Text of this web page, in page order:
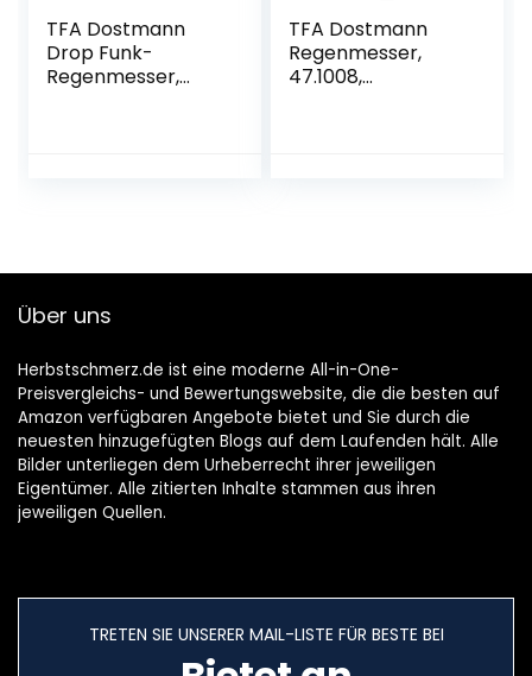
TFA Dostmann
Drop Funk-
Regenmesser,
TFA Dostmann
Regenmesser,
47.1008,
Über uns
Herbstschmerz.de ist eine moderne All-in-One-
Preisvergleichs- und Bewertungswebsite, die die besten auf
Amazon verfügbaren Angebote bietet und Sie durch die
neuesten hinzugefügten Blogs auf dem Laufenden hält. Alle
Bilder unterliegen dem Urheberrecht ihrer jeweiligen
Eigentümer. Alle zitierten Inhalte stammen aus ihren
jeweiligen Quellen.
TRETEN SIE UNSERER MAIL-LISTE FÜR BESTE BEI